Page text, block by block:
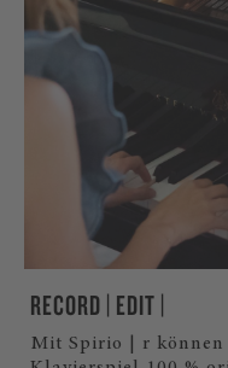
RECORD | EDIT |
Mit Spirio | r können